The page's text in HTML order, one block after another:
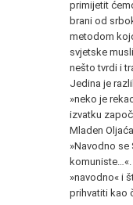
primijetit
brani od
metodom
svjetske
nešto tvrdi i
Jedina je
»neko je
izvatku
Mladen
»Navodno se
komuniste…«.
»navodno« i
prihvatiti kao